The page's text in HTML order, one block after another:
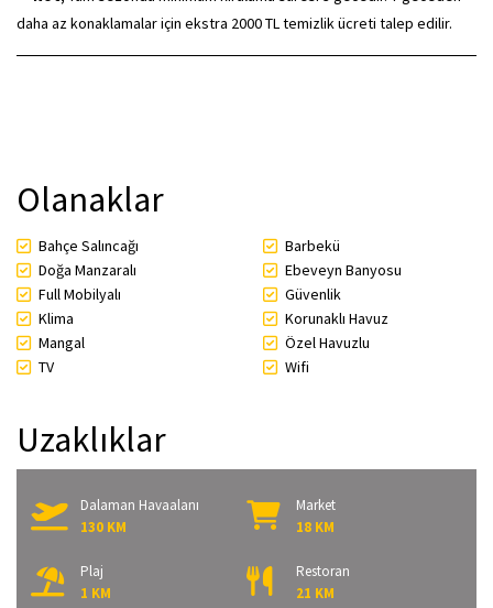
daha az konaklamalar için ekstra 2000 TL temizlik ücreti talep edilir.
Olanaklar
Bahçe Salıncağı
Barbekü
Doğa Manzaralı
Ebeveyn Banyosu
Full Mobilyalı
Güvenlik
Klima
Korunaklı Havuz
Mangal
Özel Havuzlu
TV
Wifi
Uzaklıklar
Dalaman Havaalanı
130 KM
Market
18 KM
Plaj
1 KM
Restoran
21 KM